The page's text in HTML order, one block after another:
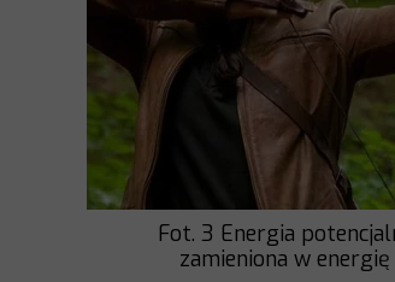
Fot. 3 Energia
zamieniona w